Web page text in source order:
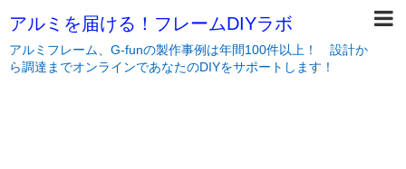
アルミを届ける！フレームDIYラボ
アルミフレーム、G-funの製作事例は年間100件以上！ 設計か
ら調達までオンラインであなたのDIYをサポートします！